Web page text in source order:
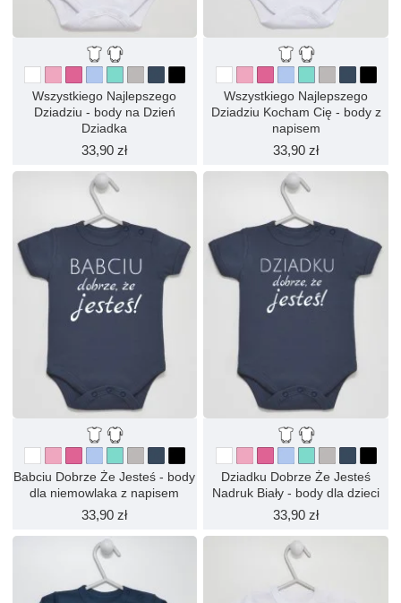
Wszystkiego Najlepszego
Dziadziu - body na Dzień
Dziadka
33,90 zł
Wszystkiego Najlepszego
Dziadziu Kocham Cię - body z
napisem
33,90 zł
Babciu Dobrze Że Jesteś - body
dla niemowlaka z napisem
33,90 zł
Dziadku Dobrze Że Jesteś
Nadruk Biały - body dla dzieci
33,90 zł